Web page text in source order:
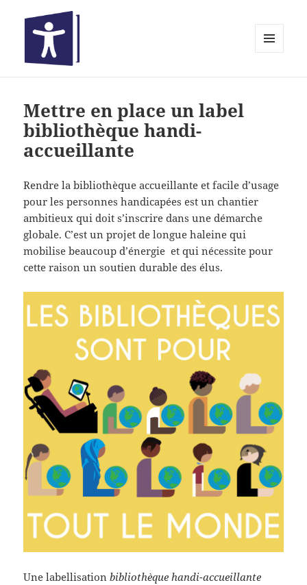
Mettre en place un label
bibliothèque handi-
accueillante
Rendre la bibliothèque accueillante et facile d’usage
pour les personnes handicapées est un chantier
ambitieux qui doit s’inscrire dans une démarche
globale. C’est un projet de longue haleine qui
mobilise beaucoup d’énergie et qui nécessite pour
cette raison un soutien durable des élus.
Une labellisationbibliothèque handi-accueillante